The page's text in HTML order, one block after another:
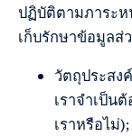
ปฏิบัติตามภาระห
เก็บรักษาข้อมูลส่
วัตถุประสง
เราจำเป็น
เราหรือไม่);